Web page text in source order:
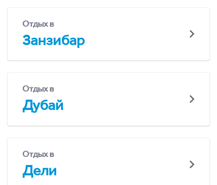
Отдых в
Занзибар
Отдых в
Дубай
Отдых в
Дели